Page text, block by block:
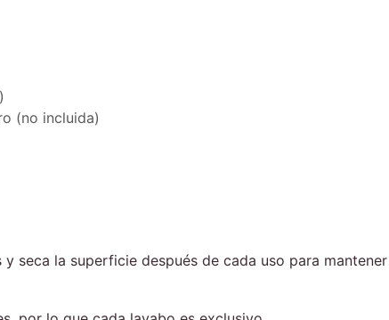
(no incluida)
seca la superficie después de cada uso para